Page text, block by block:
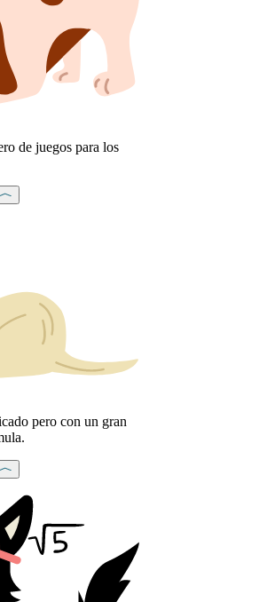
de juegos para los
pero con un gran